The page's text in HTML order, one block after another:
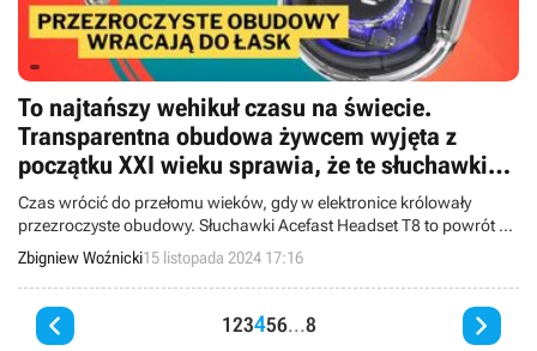
To najtańszy wehikuł czasu na świecie.
Transparentna obudowa żywcem wyjęta z
początku XXI wieku sprawia, że te słuchawki
mogą być hitem nadchodzącego Black Friday
Czas wrócić do przełomu wieków, gdy w elektronice królowały
przezroczyste obudowy. Słuchawki Acefast Headset T8 to powrót do
przeszłości, ale tylko w wyglądzie. Jakością dźwięku nie odbiegają
od konkurencji. Co również ważne – ich cena jest naprawdę
kusząca.
Zbigniew Woźnicki15 listopada 2024 17:16
 123456...8 